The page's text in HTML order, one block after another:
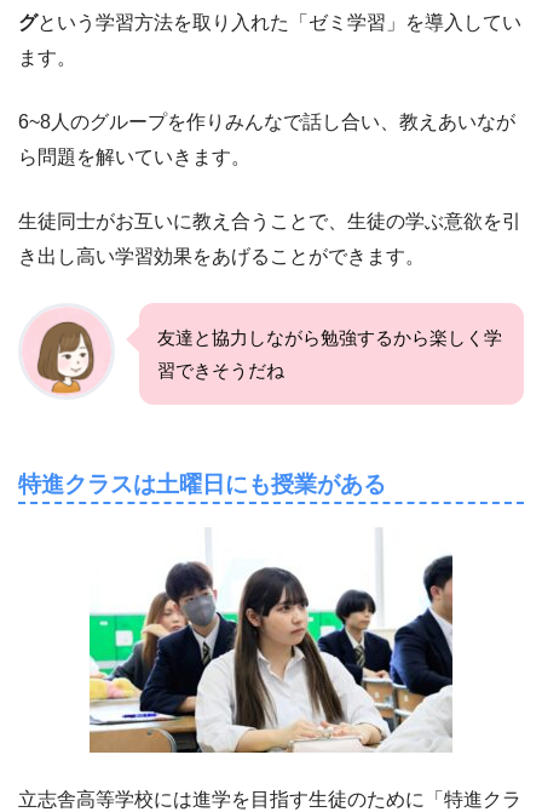
グという学習方法を取り入れた「ゼミ学習」を導入してい
ます。
6~8人のグループを作りみんなで話し合い、教えあいなが
ら問題を解いていきます。
生徒同士がお互いに教え合うことで、生徒の学ぶ意欲を引
き出し高い学習効果をあげることができます。
友達と協力しながら勉強するから楽しく学
習できそうだね
特進クラスは土曜日にも授業がある
立志舎高等学校には進学を目指す生徒のために「特進クラ